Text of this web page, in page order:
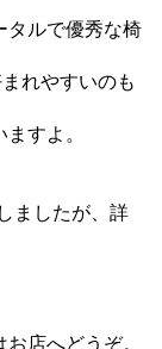
タルで優秀な椅
れやすいのも
すよ。
ましたが、詳
店へどうぞ。